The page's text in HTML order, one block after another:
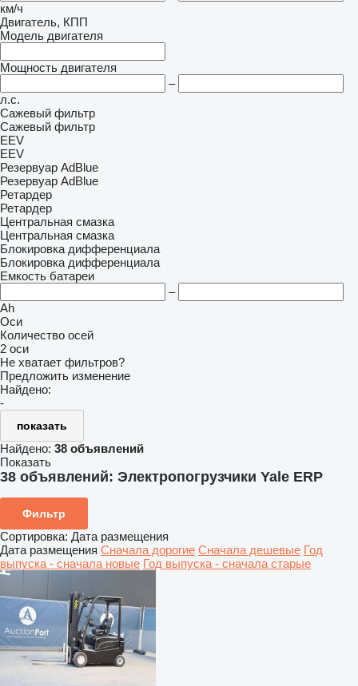
км/ч
Двигатель, КПП
Модель двигателя
Мощность двигателя
–
л.с.
Сажевый фильтр
Сажевый фильтр
EEV
EEV
Резервуар AdBlue
Резервуар AdBlue
Ретардер
Ретардер
Центральная смазка
Центральная смазка
Блокировка дифференциала
Блокировка дифференциала
Емкость батареи
–
Ah
Оси
Количество осей
2 оси
Не хватает фильтров?
Предложить изменение
Найдено:
-
показать
Найдено: 38 объявлений
Показать
38 объявлений: Электропогрузчики Yale ERP
Фильтр
Сортировка: Дата размещения
Дата размещения Сначала дорогие Сначала дешевые Год
выпуска - сначала новые Год выпуска - сначала старые